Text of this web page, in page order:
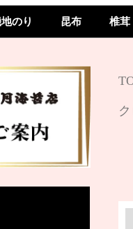
のり 昆布 椎茸